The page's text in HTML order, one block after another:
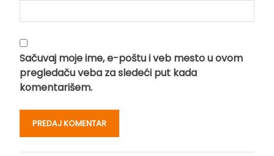
Sačuvaj moje ime, e-poštu i veb mesto u ovom
pregledaču veba za sledeći put kada
komentarišem.